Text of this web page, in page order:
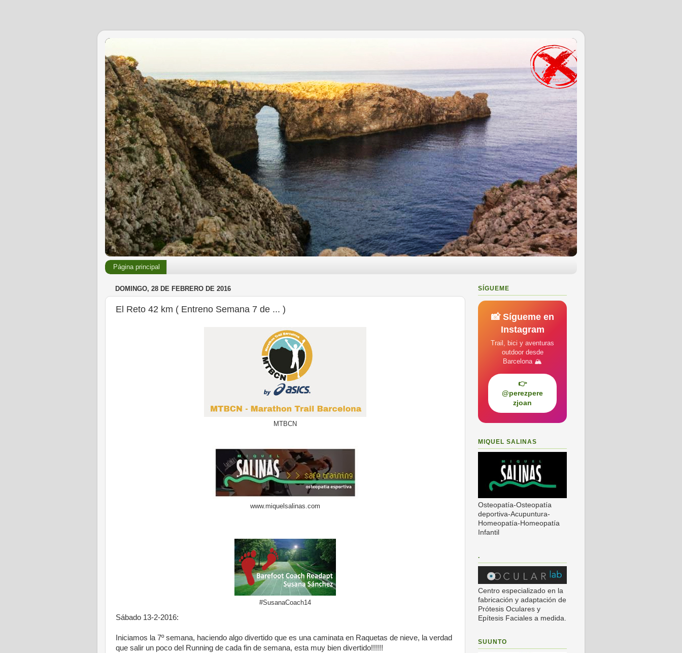
Página principal
DOMINGO, 28 DE FEBRERO DE 2016
El Reto 42 km ( Entreno Semana 7 de ... )
MTBCN
www.miquelsalinas.com
#SusanaCoach14
Sábado 13-2-2016:
Iniciamos la 7º semana, haciendo algo divertido que es una caminata en Raquetas de nieve, la verdad
que salir un poco del Running de cada fin de semana, esta muy bien divertido!!!!!!
SÍGUEME
📸 Sígueme en
Instagram
Trail, bici y aventuras
outdoor desde
Barcelona 🏔️
👉
@perezpere
zjoan
MIQUEL SALINAS
Osteopatía-Osteopatía
deportiva-Acupuntura-
Homeopatía-Homeopatía
Infantil
.
Centro especializado en la
fabricación y adaptación de
Prótesis Oculares y
Epítesis Faciales a medida.
SUUNTO